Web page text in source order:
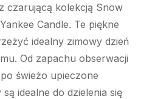
czarującą kolekcją Snow
Candle. Te piękne
idealny zimowy dzień
Od zapachu obserwacji
świeżo upieczone
idealne do dzielenia się